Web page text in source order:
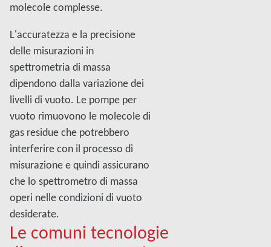
molecole complesse.
L'accuratezza e la precisione
delle misurazioni in
spettrometria di massa
dipendono dalla variazione dei
livelli di vuoto. Le pompe per
vuoto rimuovono le molecole di
gas residue che potrebbero
interferire con il processo di
misurazione e quindi assicurano
che lo spettrometro di massa
operi nelle condizioni di vuoto
desiderate.
Le comuni tecnologie